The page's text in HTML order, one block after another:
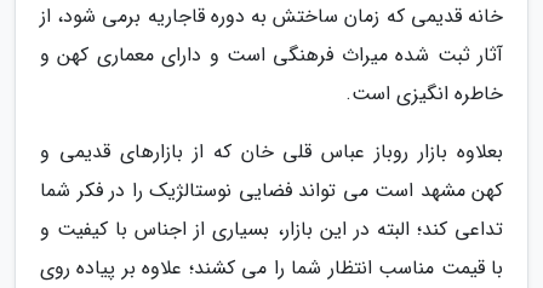
خانه قدیمی که زمان ساختش به دوره قاجاریه برمی شود، از
آثار ثبت شده میراث فرهنگی است و دارای معماری کهن و
خاطره انگیزی است.
بعلاوه بازار روباز عباس قلی خان که از بازارهای قدیمی و
کهن مشهد است می تواند فضایی نوستالژیک را در فکر شما
تداعی کند؛ البته در این بازار، بسیاری از اجناس با کیفیت و
با قیمت مناسب انتظار شما را می کشند؛ علاوه بر پیاده روی